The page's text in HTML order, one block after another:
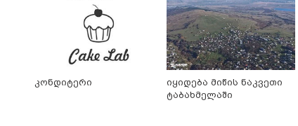
კონდიტერი
იყიდება მიწის ნაკვეთი
ტაბახმელაში